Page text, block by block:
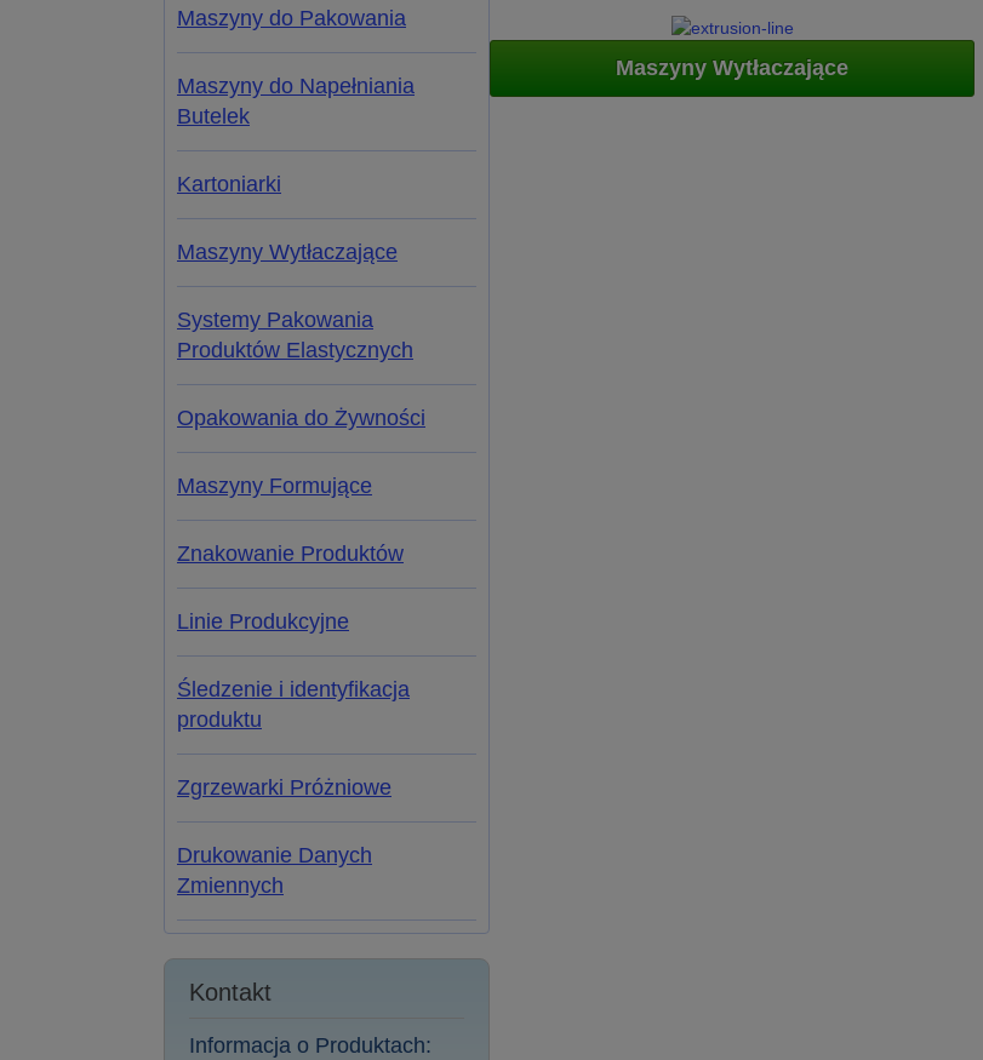
Maszyny do Pakowania
Maszyny do Napełniania
Butelek
Kartoniarki
Maszyny Wytłaczające
Systemy Pakowania
Produktów Elastycznych
Opakowania do Żywności
Maszyny Formujące
Znakowanie Produktów
Linie Produkcyjne
Śledzenie i identyfikacja
produktu
Zgrzewarki Próżniowe
Drukowanie Danych
Zmiennych
Kontakt
Informacja o Produktach:
Maszyny Wytłaczające